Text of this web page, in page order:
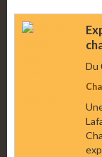
Du